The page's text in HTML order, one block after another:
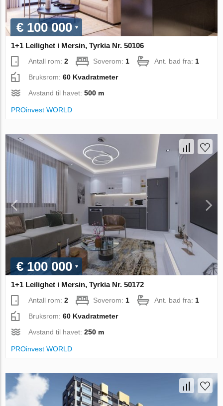
€ 100 000
1+1 Leilighet i Mersin, Tyrkia Nr. 50106
Antall rom:2 Soverom:1 Ant. bad fra:1
Bruksrom:60 Kvadratmeter
Avstand til havet:500 m
PROinvest WORLD
€ 100 000
1+1 Leilighet i Mersin, Tyrkia Nr. 50172
Antall rom:2 Soverom: 1 Ant. bad fra: 1
Bruksrom:60 Kvadratmeter
Avstand til havet:250 m
PROinvest WORLD